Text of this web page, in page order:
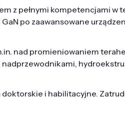
z pełnymi kompetencjami w
po zaawansowane
nad promieniowaniem
i habilitacyjne.